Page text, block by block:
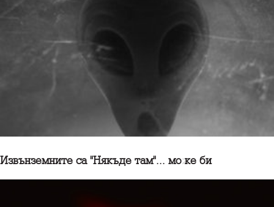
Извънземните са "Някъде там"... може би